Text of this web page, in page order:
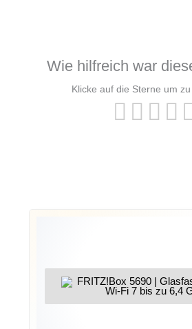
Wie hilfreich war
Klicke auf die Sterne um